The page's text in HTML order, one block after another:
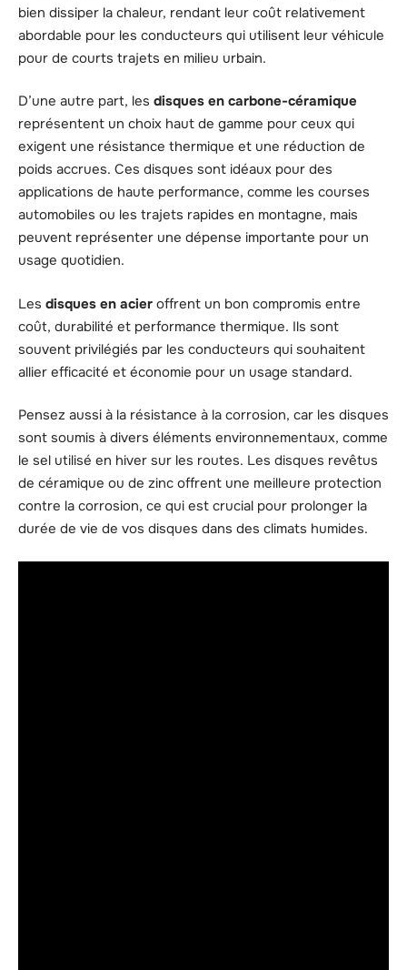
bien dissiper la chaleur, rendant leur coût relativement
abordable pour les conducteurs qui utilisent leur véhicule
pour de courts trajets en milieu urbain.
D’une autre part, les disques en carbone-céramique
représentent un choix haut de gamme pour ceux qui
exigent une résistance thermique et une réduction de
poids accrues. Ces disques sont idéaux pour des
applications de haute performance, comme les courses
automobiles ou les trajets rapides en montagne, mais
peuvent représenter une dépense importante pour un
usage quotidien.
Les disques en acier offrent un bon compromis entre
coût, durabilité et performance thermique. Ils sont
souvent privilégiés par les conducteurs qui souhaitent
allier efficacité et économie pour un usage standard.
Pensez aussi à la résistance à la corrosion, car les disques
sont soumis à divers éléments environnementaux, comme
le sel utilisé en hiver sur les routes. Les disques revêtus
de céramique ou de zinc offrent une meilleure protection
contre la corrosion, ce qui est crucial pour prolonger la
durée de vie de vos disques dans des climats humides.